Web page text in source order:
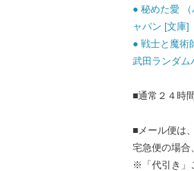
● 秘めた愛
ャパン [文庫]
● 戦士と魔術
武田ランダム
■通常２４時
■メール便は
宅急便の場合
※「代引き」